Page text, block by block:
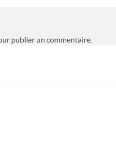
publier un commentaire.